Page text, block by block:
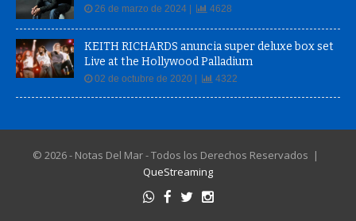
26 de marzo de 2024 | 4628
KEITH RICHARDS anuncia super deluxe box set
Live at the Hollywood Palladium
02 de octubre de 2020 | 4322
© 2026 - Notas Del Mar - Todos los Derechos Reservados |
QueStreaming